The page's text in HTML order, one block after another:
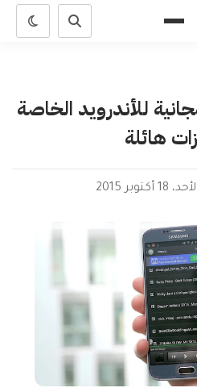
للأندرويد الخاصة
هائلة
2015